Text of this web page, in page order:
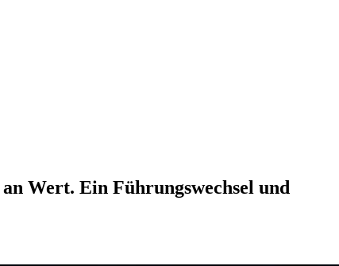
Wert. Ein Führungswechsel und